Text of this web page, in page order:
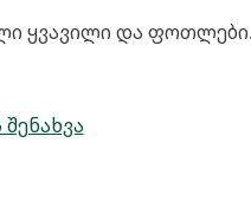
ყვავილი და ფოთლები.